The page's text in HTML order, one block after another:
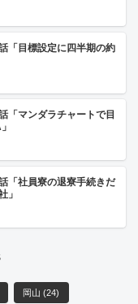
「目標設定に四半期の約
「マンダラチャートで目
「社員寮の退寮手続きだ
」
岡山(24)